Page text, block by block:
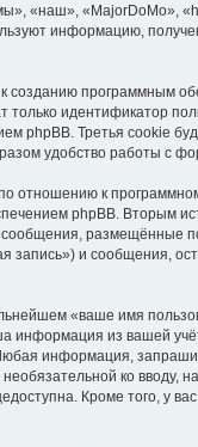
«наш», «MajorDoMo»,
информацию,
программным
идентификатор
phpBB. Третья cookie
удобство работы с
к
phpBB. Вторым
размещённые
и сообщения,
«ваше имя
из вашей
информация,
ко
Кроме того, у